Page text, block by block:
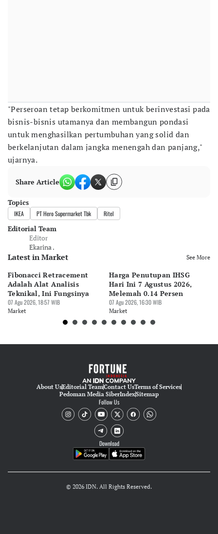
"Perseroan tetap berkomitmen untuk berinvestasi pada
bisnis-bisnis utamanya dan membangun pondasi
untuk menghasilkan pertumbuhan yang solid dan
berkelanjutan dalam jangka menengah dan panjang,"
ujarnya.
Share Article
Topics
IKEA PT Hero Supermarket Tbk Ritel
Editorial Team
Editor
Ekarina .
Latest in Market See More
Fibonacci Retracement
Adalah Alat Analisis
Teknikal, Ini Fungsinya
07 Agu 2026, 18:57 WIB
Market
Harga Penutupan IHSG
Hari Ini 7 Agustus 2026,
Melemah 0.14 Persen
07 Agu 2026, 16:30 WIB
Market
About UsEditorial TeamContact UsTerms of Services
Pedoman Media SiberIndexSitemap
Follow Us
Download
© 2026 IDN. All Rights Reserved.